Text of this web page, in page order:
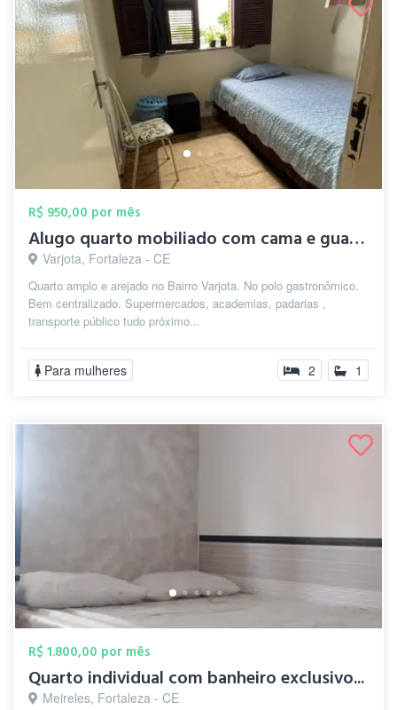
R$ 950,00 por mês
Alugo quarto mobiliado com cama e guarda...
Varjota, Fortaleza - CE
Quarto amplo e arejado no Bairro Varjota. No polo gastronômico.
Bem centralizado. Supermercados, academias, padarias ,
transporte público tudo próximo...
Para mulheres 2 1
R$ 1.800,00 por mês
Quarto individual com banheiro exclusivo...
Meireles, Fortaleza - CE